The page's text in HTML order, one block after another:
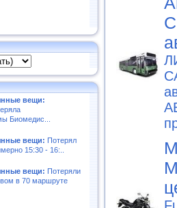
вещи:
Биомедис...
вещи: Потерял
15:30 - 16:..
вещи: Потеряли
в 70 маршруте